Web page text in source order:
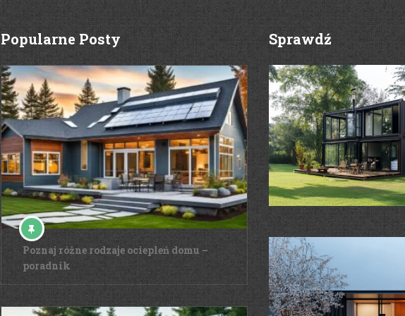
Popularne Posty
Poznaj różne rodzaje ociepleń domu –
poradnik
Sprawdź